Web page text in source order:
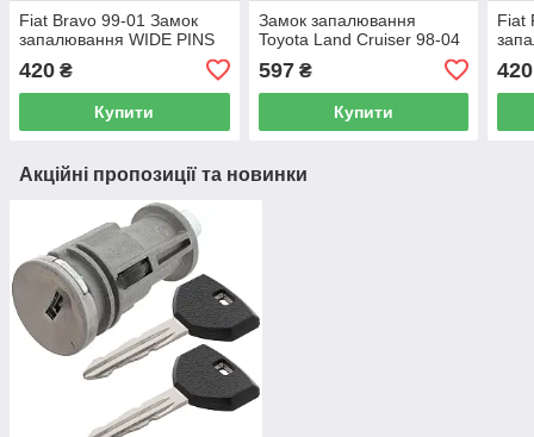
Fiat Bravo 99-01 Замок
запалювання WIDE PINS
420 ₴
Купити
Замок запалювання
Toyota Land Cruiser 98-04
597₴
Купити
Fiat
420
Акційні пропозиції та новинки